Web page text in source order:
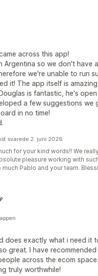
across this app!
Argentina so we don't have
we're unable to run
it! The app itself is
is fantastic, he's
a few suggestions we
in no time!
svarede 2. juni 2026
for your kind words!! We
pleasure working with
Pablo and your team.
does exactly what i need it
great. I have
across the ecom
truly worthwhile!